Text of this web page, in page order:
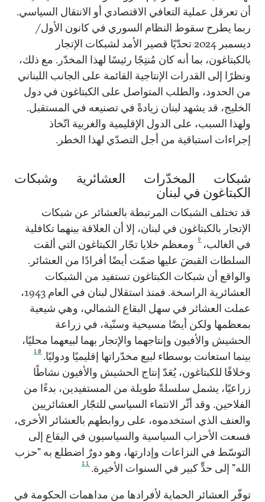
أن تعرقل عملية التعافي الاقتصادي أو الانتقال السياسي.
ربما يطرح سقوط النظام السوري في كانون الأول/
ديسمبر 2024 تحدّيًا قصير الأمد لشبكات الإتجار
بالكبتاغون، بما أنه كان مُنتِجًا رئيسًا لهذا المخدّر. مع ذلك،
ونظرًا إلى القدرات الإنتاجية القائمة على الجانب اللبناني
من الحدود، والطلب المتواصل على الكبتاغون في دول
الخليج، قد يشهد لبنان زيادةً في تصنيعه في المستقبل.
ولهذا السبب، على الدول الإقليمية والغربية اتّخاذ
إجراءات استباقية من أجل التصدّي لهذا الخطر.
شبكات المخدّرات العشائرية وشبكات
الكبتاغون في لبنان
قد تختلف الشبكات المرتبطة بالعشائر عن شبكات
الإتجار بالكبتاغون في لبنان، إلا أن العلاقة بينهما تكافلية
في الغالب، 9 ومعظم خلايا تجّار الكبتاغون التي ألقت
السلطات القبضَ عليها ضمّت أيضًا أفرادًا من العشائر.
والواقع أن شبكات الكبتاغون تستفيد من الشبكات
العشائرية الراسخة. فمنذ استقلال لبنان في العام 1943،
عملت العشائر في سهل البقاع الشمالي، وهي شيعية
بمعظمها ولكن أيضًا مسيحية وسنّية، في زراعة
الحشيش والأفيون وإنتاجهما والإتجار بهما لبيعهما محليًا،
بينما استعانت بوسطاء لبيع مخدّراتها إقليميًا ودوليًا. 10
وخلافًا للكبتاغون، يُعَدّ إنتاج الحشيش والأفيون نشاطًا
زراعيًا، يشمل سلسلةً طويلة من المستفيدين، بدءًا من
الفلاحين. وقد أثّر الانتماء السياسي للتجّار العشائريين
والعنف الذي استخدموه، على روابطهم بالعشائر الأخرى،
فسعت الأحزاب السياسية والسياسيون في البقاع إلى
التوسّط في النزاعات وإدارتها، وهو دورٌ اضطلع به "حزب
الله" إلى حدٍّ كبير في السنوات الأخيرة. 11
توفّر العشائر الحماية لأفرادها من مداهمات الحكومة في